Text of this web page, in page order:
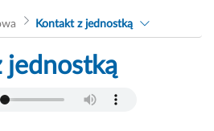
Kontakt z jednostką
jednostką